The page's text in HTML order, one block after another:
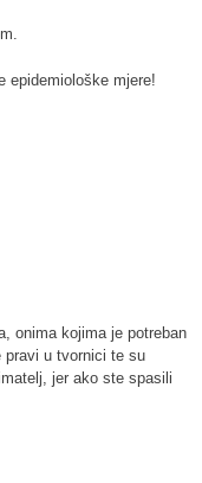
epidemiološke mjere!
onima kojima je potreban
pravi u tvornici te su
jer ako ste spasili